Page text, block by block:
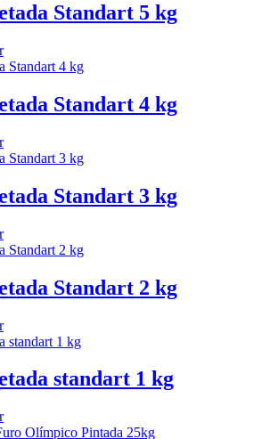
Standart 5 kg
Standart 4 kg
Standart 3 kg
Standart 2 kg
standart 1 kg